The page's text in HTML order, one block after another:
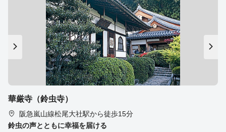
華厳寺（鈴虫寺）
阪急嵐山線松尾大社駅から徒歩15分
鈴虫の声とともに幸福を届ける